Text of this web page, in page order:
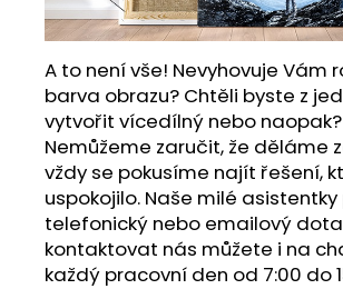
A to není vše! Nevyhovuje Vám
barva obrazu? Chtěli byste z
vytvořit vícedílný nebo
Nemůžeme zaručit, že děláme
vždy se pokusíme najít řešení,
uspokojilo. Naše milé
telefonický nebo emailový
kontaktovat nás můžete i na
každý pracovní den od 7:00 do